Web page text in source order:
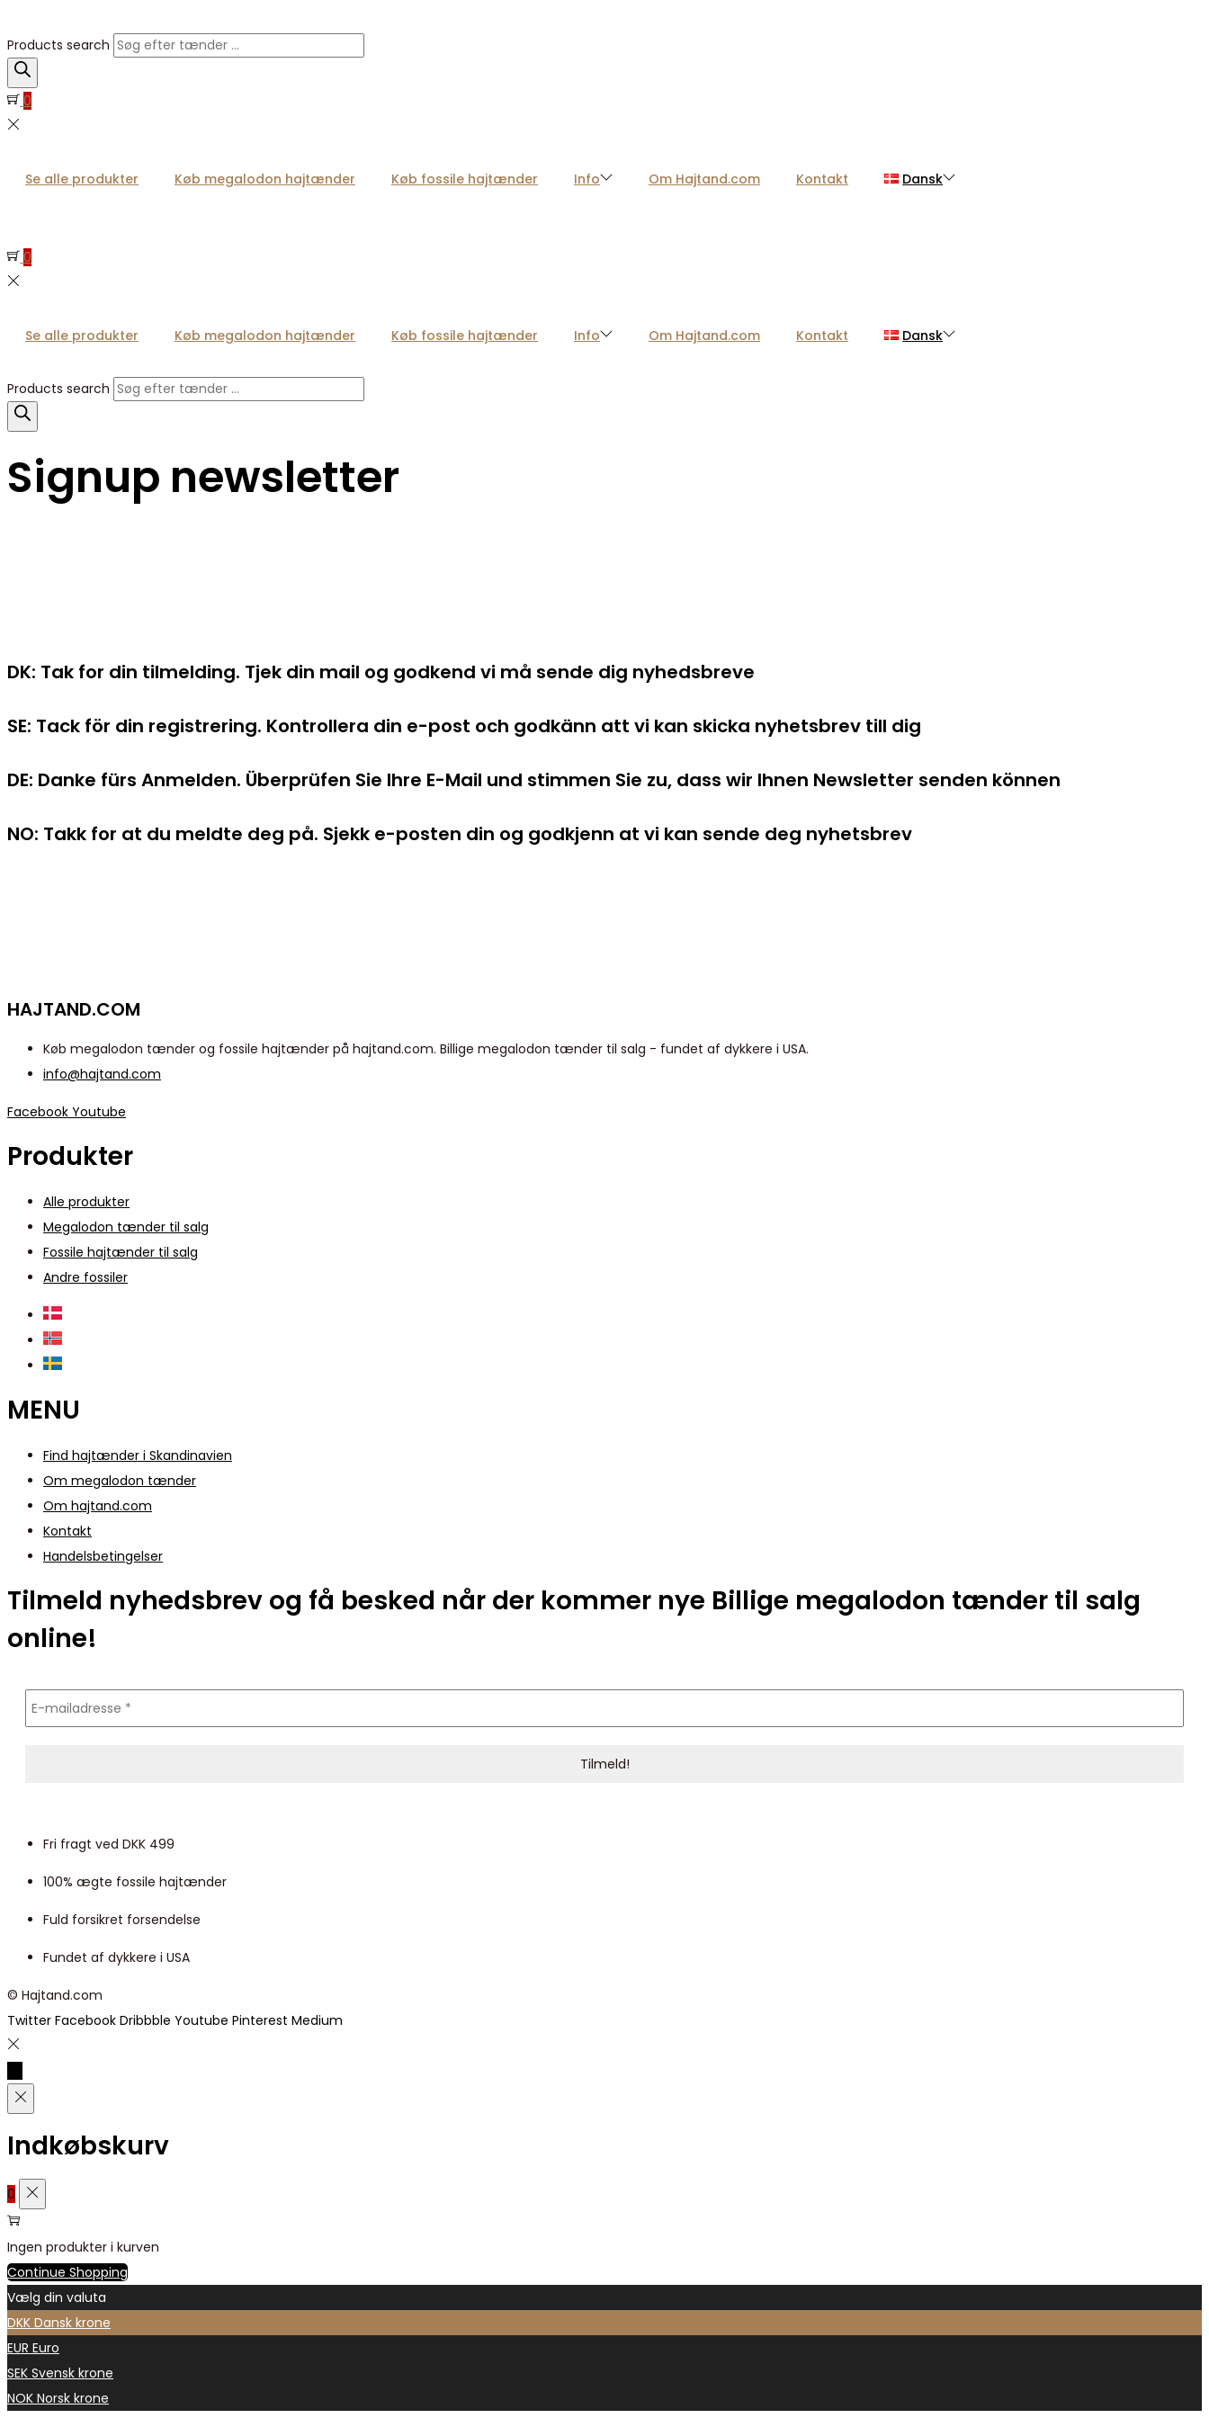
Products search
0
Se alle produkter Køb megalodon hajtænder Køb fossile hajtænder Info Om Hajtand.com Kontakt Dansk
0
Se alle produkter Køb megalodon hajtænder Køb fossile hajtænder Info Om Hajtand.com Kontakt Dansk
Products search
Signup newsletter
DK: Tak for din tilmelding. Tjek din mail og godkend vi må sende dig nyhedsbreve
SE: Tack för din registrering. Kontrollera din e-post och godkänn att vi kan skicka nyhetsbrev till dig
DE: Danke fürs Anmelden. Überprüfen Sie Ihre E-Mail und stimmen Sie zu, dass wir Ihnen Newsletter senden können
NO: Takk for at du meldte deg på. Sjekk e-posten din og godkjenn at vi kan sende deg nyhetsbrev
HAJTAND.COM
Køb megalodon tænder og fossile hajtænder på hajtand.com. Billige megalodon tænder til salg - fundet af dykkere i USA.
info@hajtand.com
Facebook Youtube
Produkter
Alle produkter
Megalodon tænder til salg
Fossile hajtænder til salg
Andre fossiler
MENU
Find hajtænder i Skandinavien
Om megalodon tænder
Om hajtand.com
Kontakt
Handelsbetingelser
Tilmeld nyhedsbrev og få besked når der kommer nye Billige megalodon tænder til salg
online!
Fri fragt ved DKK 499
100% ægte fossile hajtænder
Fuld forsikret forsendelse
Fundet af dykkere i USA
© Hajtand.com
Twitter Facebook Dribbble Youtube Pinterest Medium
Indkøbskurv
0
Ingen produkter i kurven
Continue Shopping
Vælg din valuta
DKK Dansk krone
EUR Euro
SEK Svensk krone
NOK Norsk krone